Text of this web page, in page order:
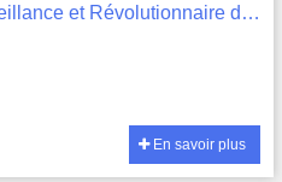
Activités du Comité de surveillance et Révolutionnaire de Quimper Odet : registre de contrôle des passeports , 31 I_QUI 2
En savoir plus